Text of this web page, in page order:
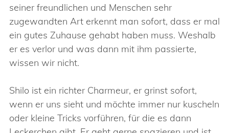
seiner freundlichen und Menschen sehr
zugewandten Art erkennt man sofort, dass er mal
ein gutes Zuhause gehabt haben muss. Weshalb
er es verlor und was dann mit ihm passierte,
wissen wir nicht.
Shilo ist ein richter Charmeur, er grinst sofort,
wenn er uns sieht und möchte immer nur kuscheln
oder kleine Tricks vorführen, für die es dann